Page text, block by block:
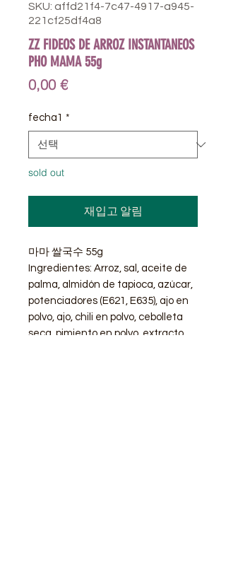
SKU: affd21f4-7c47-4917-a945-
221cf25df4a8
ZZ FIDEOS DE ARROZ INSTANTANEOS
PHO MAMA 55g
0,00 €가
fecha1 *
sold out
재입고 알림
마마 쌀국수 55g
Ingredientes: Arroz, sal, aceite de
palma, almidón de tapioca, azúcar,
potenciadores (E621, E635), ajo en
polvo, ajo, chili en polvo, cebolleta
seca, pimiento en polvo, extracto